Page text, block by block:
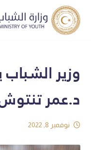
وزير
د.عمر
نوفمبر 8, 2022